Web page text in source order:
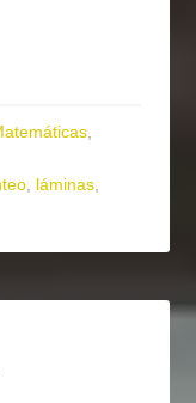
,
, láminas,